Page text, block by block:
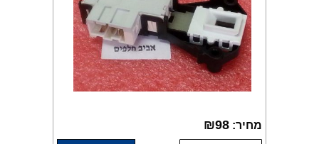
מחיר: ₪98